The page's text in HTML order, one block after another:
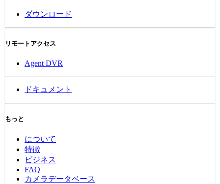
ダウンロード
リモートアクセス
Agent DVR
ドキュメント
もっと
について
特徴
ビジネス
FAQ
カメラデータベース